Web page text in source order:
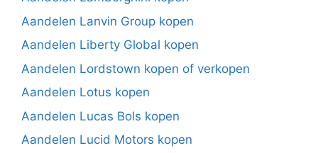
Aandelen Lanvin Group kopen
Aandelen Liberty Global kopen
Aandelen Lordstown kopen of verkopen
Aandelen Lotus kopen
Aandelen Lucas Bols kopen
Aandelen Lucid Motors kopen